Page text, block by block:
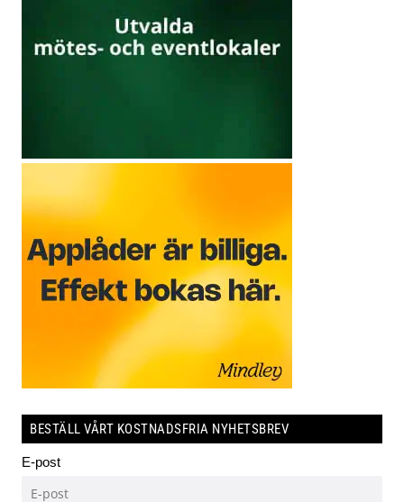
BESTÄLL VÅRT KOSTNADSFRIA NYHETSBREV
E-post